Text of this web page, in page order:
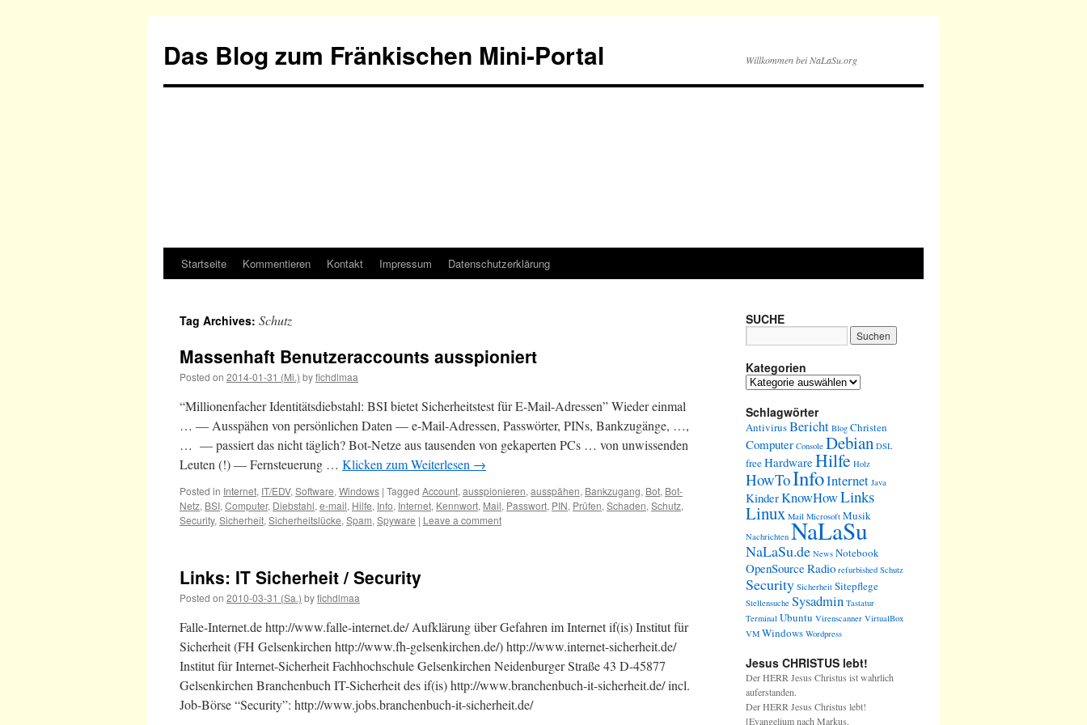
Das Blog zum Fränkischen Mini-Portal Willkommen bei NaLaSu.org
Startseite Kommentieren Kontakt Impressum Datenschutzerklärung
Tag Archives: Schutz
Massenhaft Benutzeraccounts ausspioniert
Posted on 2014-01-31 (Mi.) byfichdlmaa
“Millionenfacher Identitätsdiebstahl: BSI bietet Sicherheitstest für E-Mail-Adressen” Wieder einmal
… — Ausspähen von persönlichen Daten — e-Mail-Adressen, Passwörter, PINs, Bankzugänge, …,
… — passiert das nicht täglich? Bot-Netze aus tausenden von gekaperten PCs … von unwissenden
Leuten (!) — Fernsteuerung … Klicken zum Weiterlesen →
Posted in Internet, IT/EDV, Software, Windows | Tagged Account, ausspionieren, ausspähen, Bankzugang, Bot, Bot-
Netz, BSI, Computer, Diebstahl, e-mail, Hilfe, Info, Internet, Kennwort, Mail, Passwort, PIN, Prüfen, Schaden, Schutz,
Security, Sicherheit, Sicherheitslücke, Spam, Spyware | Leave a comment
Links: IT Sicherheit / Security
Posted on 2010-03-31 (Sa.) byfichdlmaa
Falle-Internet.de http://www.falle-internet.de/ Aufklärung über Gefahren im Internet if(is) Institut für
Sicherheit (FH Gelsenkirchen http://www.fh-gelsenkirchen.de/) http://www.internet-sicherheit.de/
Institut für Internet-Sicherheit Fachhochschule Gelsenkirchen Neidenburger Straße 43 D-45877
Gelsenkirchen Branchenbuch IT-Sicherheit des if(is) http://www.branchenbuch-it-sicherheit.de/ incl.
Job-Börse “Security”: http://www.jobs.branchenbuch-it-sicherheit.de/
SUCHE
Kategorien
Schlagwörter
AntivirusBericht Blog Christen
Computer Console Debian DSL
freeHardwareHilfe Holz
HowToInfoInternet Java
KinderKnowHowLinks
Linux Mail Microsoft Musik
Nachrichten NaLaSu
NaLaSu.de News Notebook
OpenSourceRadio refurbished Schutz
Security Sicherheit Sitepflege
Stellensuche Sysadmin Tastatur
Terminal Ubuntu Virenscanner VirtualBox
VM Windows Wordpress
Jesus CHRISTUS lebt!
Der HERR Jesus Christus ist wahrlich
auferstanden.
Der HERR Jesus Christus lebt!
[Evangelium nach Markus,